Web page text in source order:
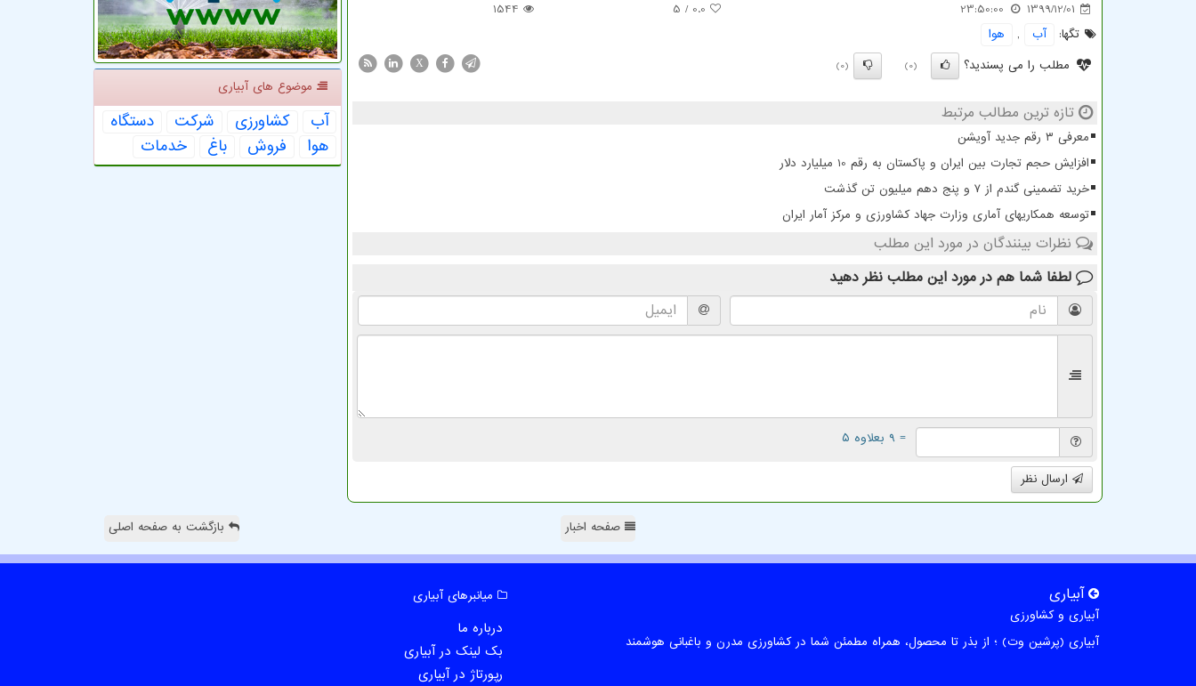
1399/12/01
23:50:00
0.0
/ 5
1544
تگها:
آب ,
هوا
مطلب را می پسندید؟
(0)
(0)
X
تازه ترین مطالب مرتبط
معرفی ۳ رقم جدید آویشن
افزایش حجم تجارت بین ایران و پاکستان به رقم 10 میلیارد دلار
خرید تضمینی گندم از ۷ و پنج دهم میلیون تن گذشت
توسعه همکاریهای آماری وزارت جهاد کشاورزی و مرکز آمار ایران
نظرات بینندگان در مورد این مطلب
لطفا شما هم در مورد این مطلب نظر دهید
= ۹ بعلاوه ۵
ارسال نظر
موضوع های آبیاری
آب كشاورزی شركت
دستگاه
هوا
فروش باغ خدمات
صفحه اخبار بازگشت به صفحه اصلی
آبیاری
آبیاری و کشاورزی
آبیاری (پرشین وت) ؛ از بذر تا محصول، همراه مطمئن شما در کشاورزی مدرن و باغبانی هوشمند
میانبرهای آبیاری
درباره ما
بک لینک در آبیاری
رپورتاژ در آبیاری